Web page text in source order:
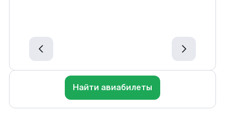
Найти авиабилеты